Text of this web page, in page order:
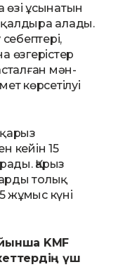
ұсынатын
қалдыра алады.
өзгерістер
мән-
көрсетілуі
кейін 15
Қарыз
толық
жұмыс күні
KMF
үш